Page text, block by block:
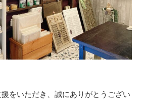
をいただき、誠にありがとうござい